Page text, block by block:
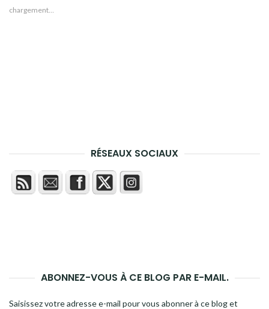
chargement…
RÉSEAUX SOCIAUX
ABONNEZ-VOUS À CE BLOG PAR E-MAIL.
Saisissez votre adresse e-mail pour vous abonner à ce blog et